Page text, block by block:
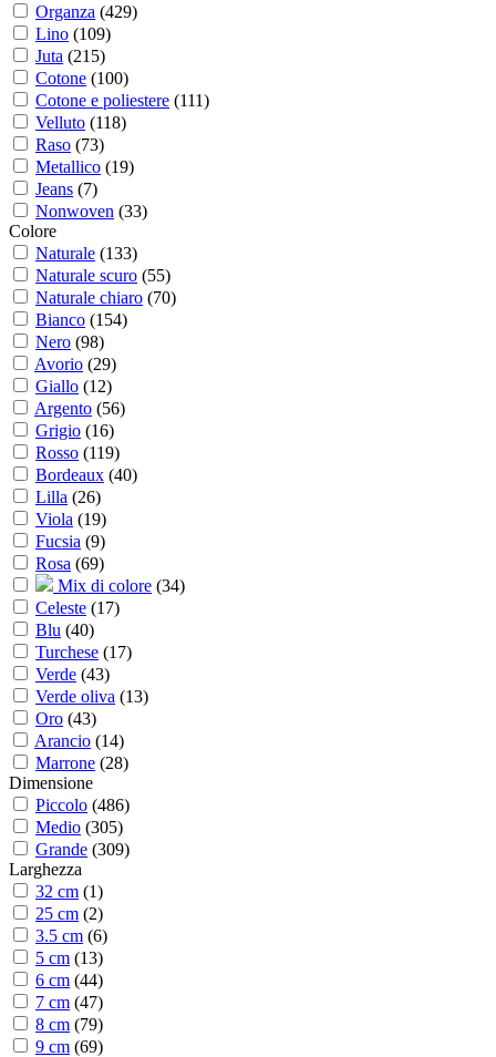
Organza (429)
Lino (109)
Juta (215)
Cotone (100)
Cotone e poliestere (111)
Velluto (118)
Raso (73)
Metallico (19)
Jeans (7)
Nonwoven (33)
Colore
Naturale (133)
Naturale scuro (55)
Naturale chiaro (70)
Bianco (154)
Nero (98)
Avorio (29)
Giallo (12)
Argento (56)
Grigio (16)
Rosso (119)
Bordeaux (40)
Lilla (26)
Viola (19)
Fucsia (9)
Rosa (69)
Mix di colore (34)
Celeste (17)
Blu (40)
Turchese (17)
Verde (43)
Verde oliva (13)
Oro (43)
Arancio (14)
Marrone (28)
Dimensione
Piccolo (486)
Medio (305)
Grande (309)
Larghezza
32 cm (1)
25 cm (2)
3.5 cm (6)
5 cm (13)
6 cm (44)
7 cm (47)
8 cm (79)
9 cm (69)